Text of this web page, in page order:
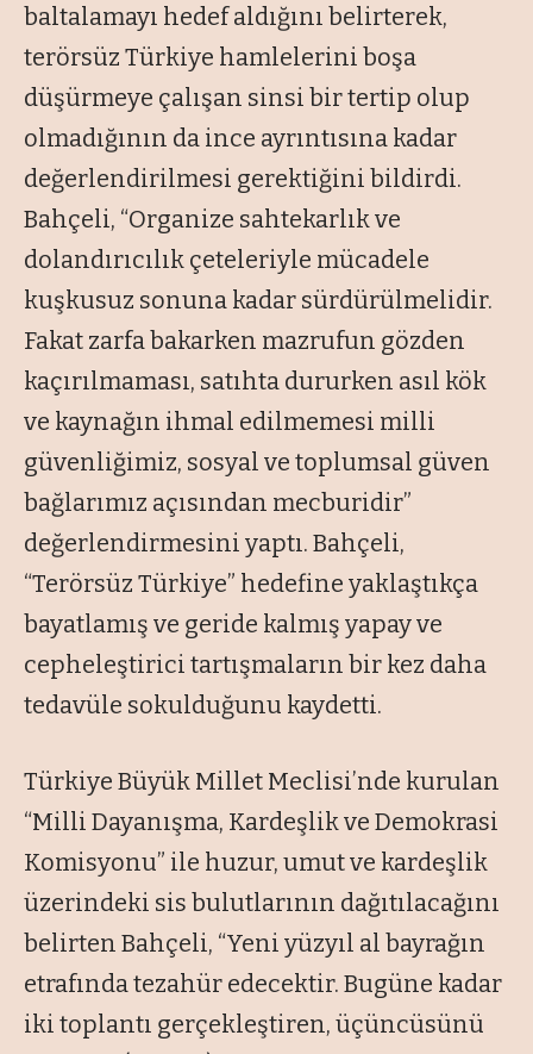
baltalamayı hedef aldığını belirterek,
terörsüz Türkiye hamlelerini boşa
düşürmeye çalışan sinsi bir tertip olup
olmadığının da ince ayrıntısına kadar
değerlendirilmesi gerektiğini bildirdi.
Bahçeli, “Organize sahtekarlık ve
dolandırıcılık çeteleriyle mücadele
kuşkusuz sonuna kadar sürdürülmelidir.
Fakat zarfa bakarken mazrufun gözden
kaçırılmaması, satıhta dururken asıl kök
ve kaynağın ihmal edilmemesi milli
güvenliğimiz, sosyal ve toplumsal güven
bağlarımız açısından mecburidir”
değerlendirmesini yaptı. Bahçeli,
“Terörsüz Türkiye” hedefine yaklaştıkça
bayatlamış ve geride kalmış yapay ve
cepheleştirici tartışmaların bir kez daha
tedavüle sokulduğunu kaydetti.
Türkiye Büyük Millet Meclisi’nde kurulan
“Milli Dayanışma, Kardeşlik ve Demokrasi
Komisyonu” ile huzur, umut ve kardeşlik
üzerindeki sis bulutlarının dağıtılacağını
belirten Bahçeli, “Yeni yüzyıl al bayrağın
etrafında tezahür edecektir. Bugüne kadar
iki toplantı gerçekleştiren, üçüncüsünü